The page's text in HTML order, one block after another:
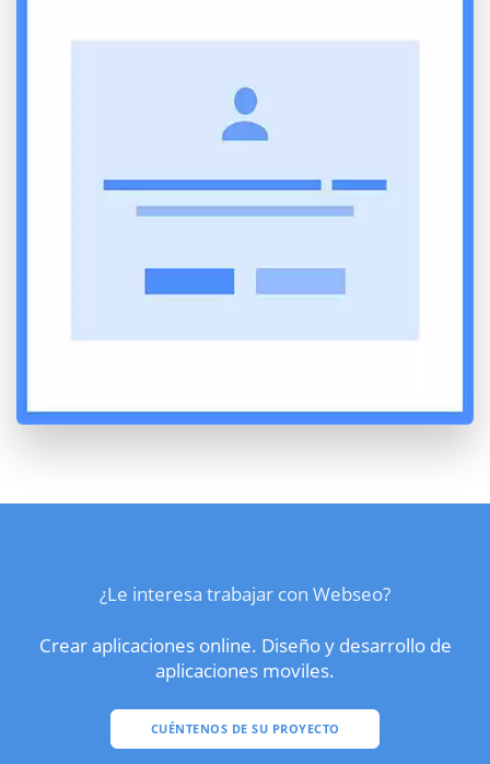
¿Le interesa trabajar con Webseo?
Crear aplicaciones online. Diseño y desarrollo de
aplicaciones moviles.
CUÉNTENOS DE SU PROYECTO